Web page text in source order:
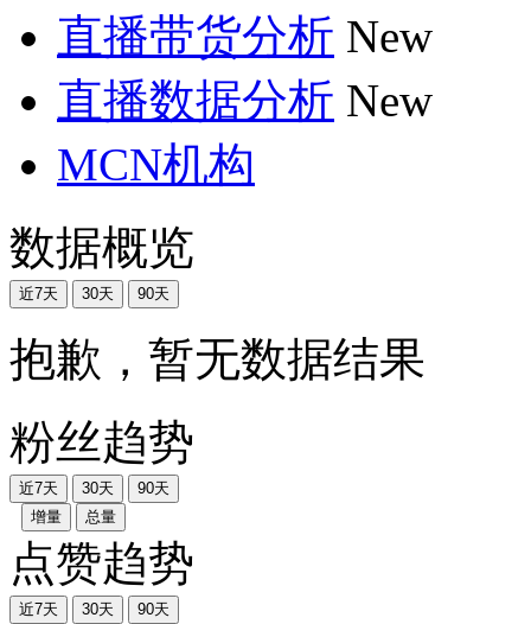
直播带货分析 New
直播数据分析 New
MCN机构
数据概览
近7天 30天 90天
抱歉，暂无数据结果
粉丝趋势
近7天 30天
90天
增量
总量
点赞趋势
近7天 30天 90天